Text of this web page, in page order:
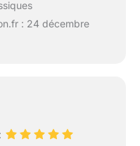
: 24 décembre